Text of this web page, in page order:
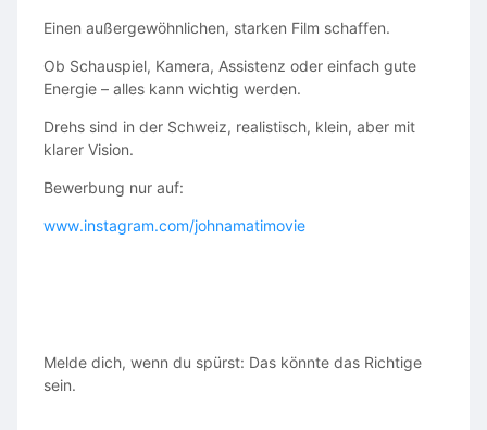
Einen außergewöhnlichen, starken Film schaffen.
Ob Schauspiel, Kamera, Assistenz oder einfach gute
Energie – alles kann wichtig werden.
Drehs sind in der Schweiz, realistisch, klein, aber mit
klarer Vision.
Bewerbung nur auf:
www.instagram.com/johnamatimovie
Melde dich, wenn du spürst: Das könnte das Richtige
sein.